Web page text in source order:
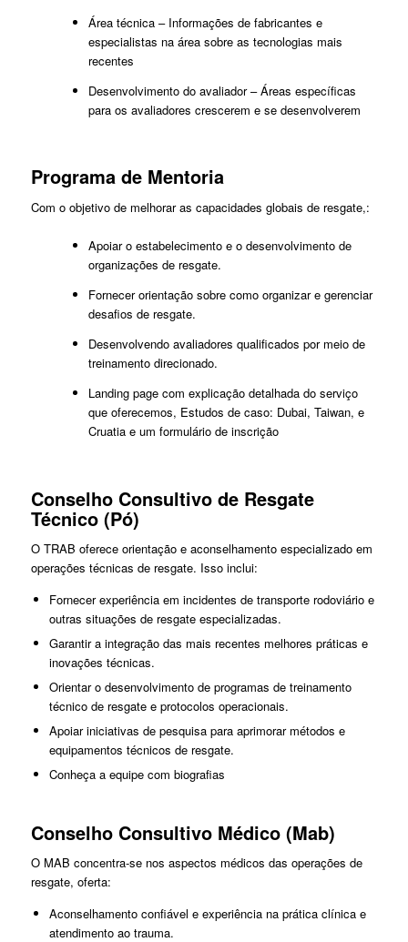
Área técnica – Informações de fabricantes e
especialistas na área sobre as tecnologias mais
recentes
Desenvolvimento do avaliador – Áreas específicas
para os avaliadores crescerem e se desenvolverem
Programa de Mentoria
Com o objetivo de melhorar as capacidades globais de resgate,:
Apoiar o estabelecimento e o desenvolvimento de
organizações de resgate.
Fornecer orientação sobre como organizar e gerenciar
desafios de resgate.
Desenvolvendo avaliadores qualificados por meio de
treinamento direcionado.
Landing page com explicação detalhada do serviço
que oferecemos, Estudos de caso: Dubai, Taiwan, e
Cruatia e um formulário de inscrição
Conselho Consultivo de Resgate
Técnico (Pó)
O TRAB oferece orientação e aconselhamento especializado em
operações técnicas de resgate. Isso inclui:
Fornecer experiência em incidentes de transporte rodoviário e
outras situações de resgate especializadas.
Garantir a integração das mais recentes melhores práticas e
inovações técnicas.
Orientar o desenvolvimento de programas de treinamento
técnico de resgate e protocolos operacionais.
Apoiar iniciativas de pesquisa para aprimorar métodos e
equipamentos técnicos de resgate.
Conheça a equipe com biografias
Conselho Consultivo Médico (Mab)
O MAB concentra-se nos aspectos médicos das operações de
resgate, oferta:
Aconselhamento confiável e experiência na prática clínica e
atendimento ao trauma.